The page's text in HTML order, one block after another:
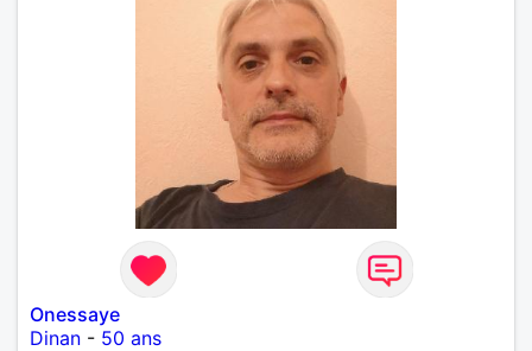
Onessaye
Dinan - 50 ans